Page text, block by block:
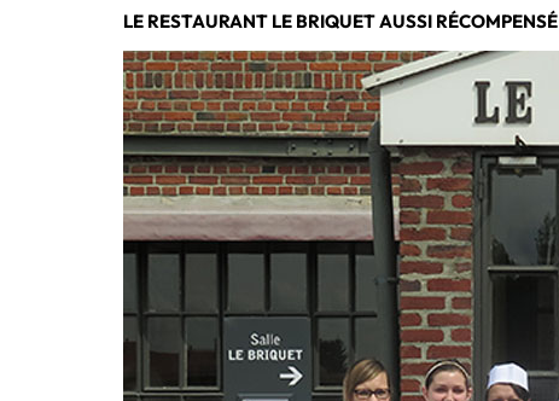
LE RESTAURANT LE BRIQUET AUSSI RÉCOMPENSÉ